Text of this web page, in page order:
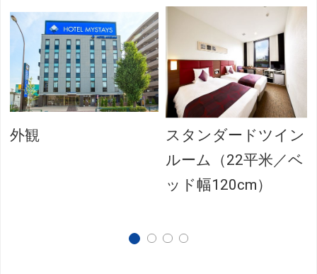
外観
スタンダードツイン
ルーム（22平米／ベ
ッド幅120cm）